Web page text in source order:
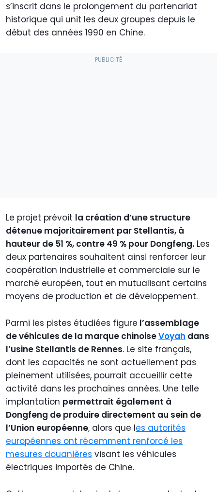
s’inscrit dans le prolongement du partenariat
historique qui unit les deux groupes depuis le
début des années 1990 en Chine.
Le projet prévoit la création d’une structure
détenue majoritairement par Stellantis, à
hauteur de 51 %, contre 49 % pour Dongfeng. Les
deux partenaires souhaitent ainsi renforcer leur
coopération industrielle et commerciale sur le
marché européen, tout en mutualisant certains
moyens de production et de développement.
Parmi les pistes étudiées figure l’assemblage
de véhicules de la marque chinoiseVoyah dans
l’usine Stellantis de Rennes. Le site français,
dont les capacités ne sont actuellement pas
pleinement utilisées, pourrait accueillir cette
activité dans les prochaines années. Une telle
implantation permettrait également à
Dongfeng de produire directement au sein de
l’Union européenne, alors que les autorités
européennes ont récemment renforcé les
mesures douanières visant les véhicules
électriques importés de Chine.